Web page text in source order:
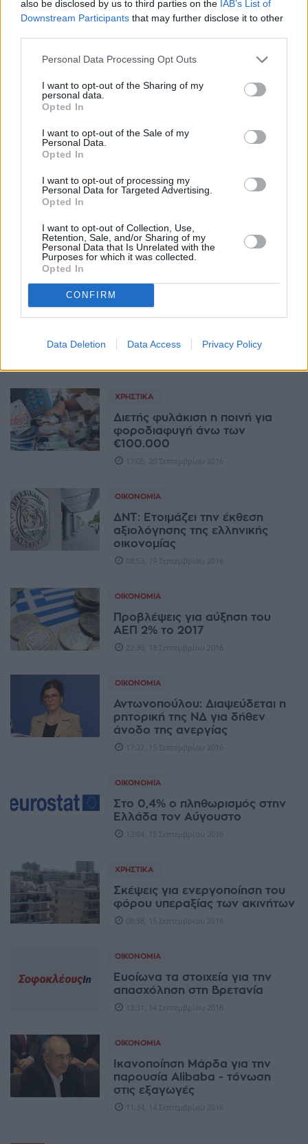
also be disclosed by us to third parties on the IAB’s List of
Downstream Participants that may further disclose it to other
Personal Data Processing Opt Outs
I want to opt-out of the Sharing of my
personal data.
Opted In
I want to opt-out of the Sale of my
Personal Data.
Opted In
I want to opt-out of processing my
Personal Data for Targeted Advertising.
Opted In
I want to opt-out of Collection, Use,
Retention, Sale, and/or Sharing of my
Personal Data that Is Unrelated with the
Purposes for which it was collected.
Opted In
CONFIRM
Data Deletion Data Access Privacy Policy
ΟΙΚΟΝΟΜΊΑ
τορπιλίζουν το τραπεζικό
21:36, 23 Σεπτεμβρίου 2016
Στουρνάρας: Οι μεταρρυθμίσεις
20:41, 23 Σεπτεμβρίου 2016
ΟΙΚΟΝΟΜΊΑ
Α.Τσίπρας: Μικρή ανάπτυξη της
ελληνικής οικονομίας το 2016
ΧΡΗΣΤΙΚΆ
η Εφορία
ΧΡΗΣΤΙΚΆ
Διετής φυλάκιση η ποινή για
φοροδιαφυγή άνω των
€100.000
17:05, 20 Σεπτεμβρίου 2016
ΟΙΚΟΝΟΜΊΑ
ΔΝΤ: Ετοιμάζει την έκθεση
αξιολόγησης της ελληνικής
οικονομίας
08:53, 19 Σεπτεμβρίου 2016
ΟΙΚΟΝΟΜΊΑ
Προβλέψεις για αύξηση του
ΑΕΠ 2% το 2017
22:30, 18 Σεπτεμβρίου 2016
ΟΙΚΟΝΟΜΊΑ
Αντωνοπούλου: Διαψεύδεται η
ρητορική της ΝΔ για δήθεν
άνοδο της ανεργίας
17:27, 15 Σεπτεμβρίου 2016
ΟΙΚΟΝΟΜΊΑ
Στο 0,4% ο πληθωρισμός στην
Ελλάδα τον Αύγουστο
13:04, 15 Σεπτεμβρίου 2016
ΧΡΗΣΤΙΚΆ
Σκέψεις για ενεργοποίηση του
φόρου υπεραξίας των ακινήτων
08:38, 15 Σεπτεμβρίου 2016
ΟΙΚΟΝΟΜΊΑ
Ευοίωνα τα στοιχεία για την
απασχόληση στη Βρετανία
13:31, 14 Σεπτεμβρίου 2016
ΟΙΚΟΝΟΜΊΑ
Ικανοποίηση Μάρδα για την
παρουσία Alibaba - τόνωση
στις εξαγωγές
11:34, 14 Σεπτεμβρίου 2016